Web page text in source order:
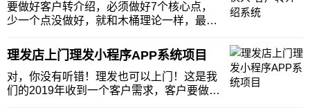
要做好客户转介绍，必须做好7个核心点，
少一个点没做好，就和木桶理论一样，最短
介绍的效果！这是目前全网最系统、最全
面、最落地的转介绍策略和工具，一学就
会，一定有效！为什么99%的企业做不好转
介绍？1、老客
理发店上门理发小程序APP系统项目
对，你没有听错！理发也可以上门！这是我
们的2019年收到一个客户需求，客户要做上